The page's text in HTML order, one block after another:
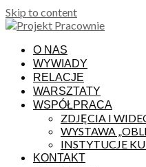
Skip to content
O NAS
WYWIADY
RELACJE
WARSZTATY
WSPÓŁPRACA
ZDJĘCIA I
WYSTAWA
INSTYTUCJE
KONTAKT